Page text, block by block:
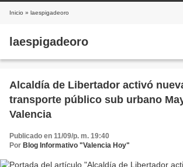
Inicio » laespigadeoro
laespigadeoro
Alcaldía de Libertador activó
transporte público sub urbano
Valencia
Publicado en 11/09/p. m. 19:40
Por Blog Informativo "Valencia Hoy"